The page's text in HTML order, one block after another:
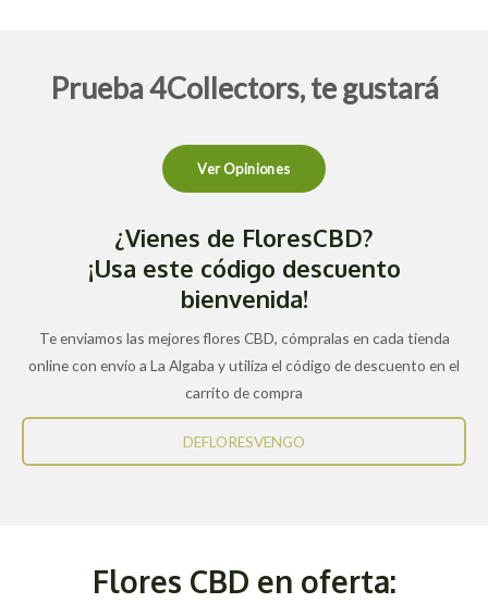
Prueba 4Collectors, te gustará
Ver Opiniones
¿Vienes de FloresCBD?
¡Usa este código descuento
bienvenida!
Te enviamos las mejores flores CBD, cómpralas en cada tienda
online con envío a La Algaba y utiliza el código de descuento en el
carrito de compra
DEFLORESVENGO
Flores CBD en oferta: